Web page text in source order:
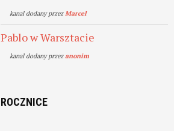
kanal dodany przezMarcel
Pablo w Warsztacie
kanal dodany przezanonim
ROCZNICE